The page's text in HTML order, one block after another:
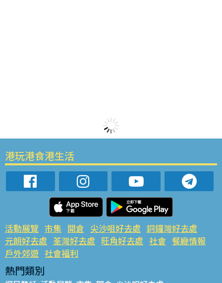
港玩港食港生活
活動展覽 市集 開倉 尖沙咀好去處 銅鑼灣好去處
元朗好去處 荃灣好去處 旺角好去處 社會 餐廳情報
戶外郊遊 社會福利
熱門類別